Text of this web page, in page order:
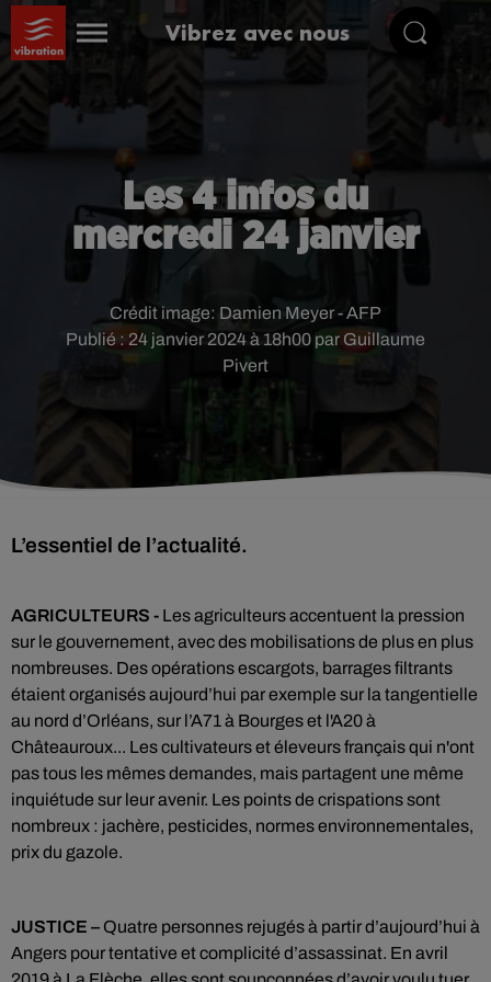
Vibrez avec nous
Les 4 infos du
mercredi 24 janvier
Publié : 24 janvier 2024 à 18h00 par Guillaume
Pivert
Crédit image: Damien Meyer - AFP
L’essentiel de l’actualité.
AGRICULTEURS - Les agriculteurs accentuent la pression
sur le gouvernement, avec des mobilisations de plus en plus
nombreuses. Des opérations escargots, barrages filtrants
étaient organisés aujourd’hui par exemple sur la tangentielle
au nord d’Orléans, sur l’A71 à Bourges et l'A20 à
Châteauroux... Les cultivateurs et éleveurs français qui n'ont
pas tous les mêmes demandes, mais partagent une même
inquiétude sur leur avenir. Les points de crispations sont
nombreux : jachère, pesticides, normes environnementales,
prix du gazole.
JUSTICE – Quatre personnes rejugés à partir d’aujourd’hui à
Angers pour tentative et complicité d’assassinat. En avril